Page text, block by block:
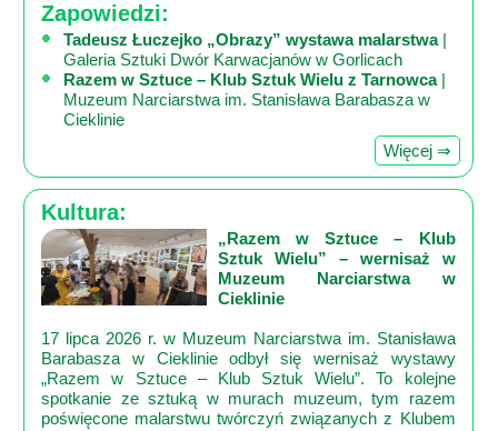
Zapowiedzi:
Tadeusz Łuczejko „Obrazy” wystawa malarstwa|
Galeria Sztuki Dwór Karwacjanów w Gorlicach
Razem w Sztuce – Klub Sztuk Wielu z Tarnowca|
Muzeum Narciarstwa im. Stanisława Barabasza w
Cieklinie
Więcej ⇒
Kultura:
„Razem w Sztuce – Klub
Sztuk Wielu” – wernisaż w
Muzeum Narciarstwa w
Cieklinie
17 lipca 2026 r. w Muzeum Narciarstwa im. Stanisława
Barabasza w Cieklinie odbył się wernisaż wystawy
„Razem w Sztuce – Klub Sztuk Wielu”. To kolejne
spotkanie ze sztuką w murach muzeum, tym razem
poświęcone malarstwu twórczyń związanych z Klubem